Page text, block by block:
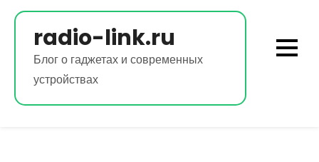
Перейти
содержимомуradio-link.ru
Блог о гаджетах и современных
устройствах